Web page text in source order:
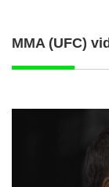
MMA (UFC)